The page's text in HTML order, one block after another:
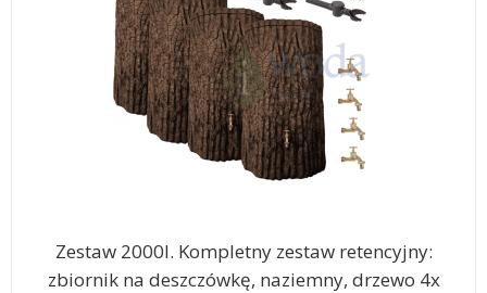
Zestaw 2000l. Kompletny zestaw retencyjny:
zbiornik na deszczówkę, naziemny, drzewo 4x